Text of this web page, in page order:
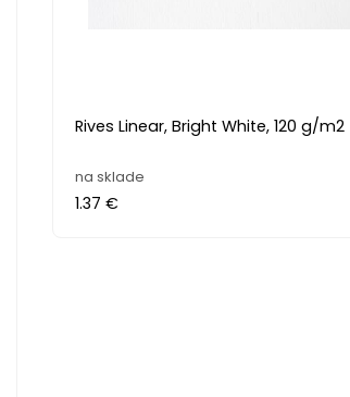
Rives Linear, Bright White, 120 g/m2
na sklade
1.37 €